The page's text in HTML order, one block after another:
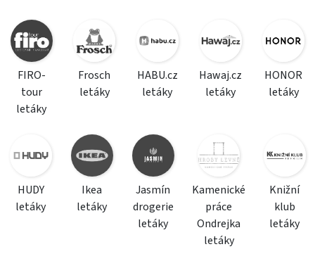
FIRO-
tour
letáky
Frosch
letáky
HABU.cz
letáky
Hawaj.cz
letáky
HONOR
letáky
HUDY
letáky
Ikea
letáky
Jasmín
drogerie
letáky
Kamenické
práce
Ondrejka
letáky
Knižní
klub
letáky